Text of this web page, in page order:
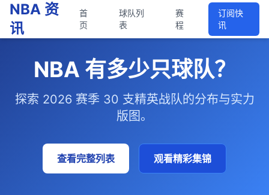
NBA 资
讯
首
页
球队列
表
赛
程
订阅快
讯
NBA 有多少只球队？
探索 2026 赛季 30 支精英战队的分布与实力
版图。
查看完整列表 观看精彩集锦